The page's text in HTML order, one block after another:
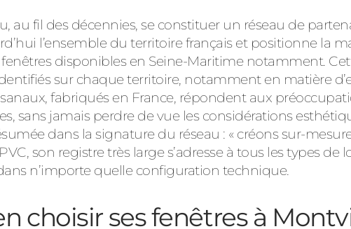
au fil des décennies, se constituer un réseau de
l’ensemble du territoire français et positionne la
disponibles en Seine-Maritime notamment.
sur chaque territoire, notamment en matière
fabriqués en France, répondent aux
sans jamais perdre de vue les considérations
dans la signature du réseau : « créons sur-
son registre très large s’adresse à tous les types de
n’importe quelle configuration technique.
choisir ses fenêtres à